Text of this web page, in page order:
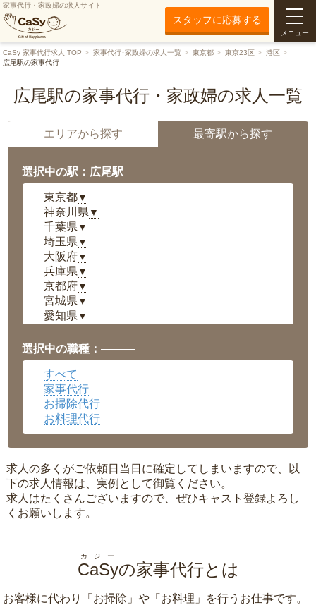
家事代行・家政婦の求人サイト
スタッフに応募する
メニュー
CaSy 家事代行求人 TOP 家事代行･家政婦の求人一覧 東京都 東京23区
港区
広尾駅の家事代行
広尾駅の家事代行・家政婦の求人一覧
エリアから探す 最寄駅から探す
選択中の駅：広尾駅
東京都▼
神奈川県 ▼
千葉県 ▼
埼玉県 ▼
大阪府▼
兵庫県 ▼
京都府▼
宮城県 ▼
愛知県 ▼
岡山県▼
広島県▼
沖縄県
選択中の職種：———
すべて
家事代行
お掃除代行
お料理代行
求人の多くがご依頼日当日に確定してしまいますので、以
下の求人情報は、実例として御覧ください。
求人はたくさんございますので、ぜひキャスト登録よろし
くお願いします。
CaSy
カジー
の家事代行とは
お客様に代わり「 お掃除 」や「 お料理 」を行うお仕事です。